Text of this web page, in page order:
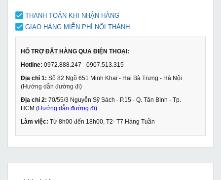
THANH TOÁN KHI NHẬN HÀNG
GIAO HÀNG MIỄN PHÍ NỘI THÀNH
HỖ TRỢ ĐẶT HÀNG QUA ĐIỆN THOẠI:
Hotline: 0972.888.247 - 0907.513.315
Địa chỉ 1: Số 82 Ngõ 651 Minh Khai - Hai Bà Trưng - Hà Nội
(Hướng dẫn đường đi)
Địa chỉ 2: 70/55/3 Nguyễn Sỹ Sách - P.15 - Q. Tân Bình - Tp.
HCM (Hướng dẫn đường đi)
Làm việc: Từ 8h00 đến 18h00, T2- T7 Hàng Tuần